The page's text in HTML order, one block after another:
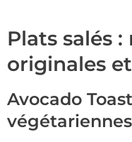
Plats salés
originales
Avocado